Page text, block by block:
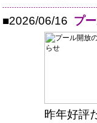
■2026/06/16 プ
昨年好評